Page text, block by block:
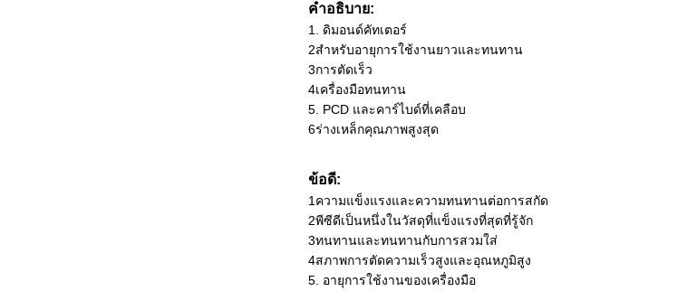
คําอธิบาย:
1. ดิมอนด์คัทเตอร์
2สําหรับอายุการใช้งานยาวและทนทาน
3การตัดเร็ว
4เครื่องมือทนทาน
5. PCD และคาร์ไบด์ที่เคลือบ
6ร่างเหล็กคุณภาพสูงสุด
ข้อดี:
1ความแข็งแรงและความทนทานต่อการสกัด
2พีซีดีเป็นหนึ่งในวัสดุที่แข็งแรงที่สุดที่รู้จัก
3ทนทานและทนทานกับการสวมใส่
4สภาพการตัดความเร็วสูงและอุณหภูมิสูง
5. อายุการใช้งานของเครื่องมือ